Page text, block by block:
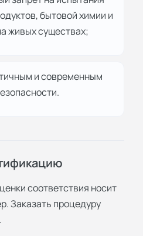
бытовой химии и
живых существах;
и современным
соответствия носит
Заказать процедуру